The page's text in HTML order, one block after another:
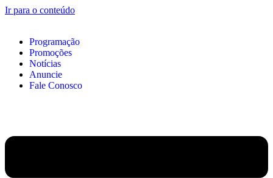
Ir para o conteúdo
Programação
Promoções
Notícias
Anuncie
Fale Conosco